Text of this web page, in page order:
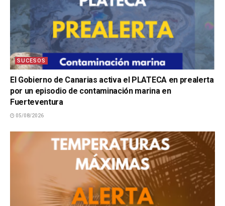
SUCESOS
El Gobierno de Canarias activa el PLATECA en prealerta
por un episodio de contaminación marina en
Fuerteventura
05/08/2026